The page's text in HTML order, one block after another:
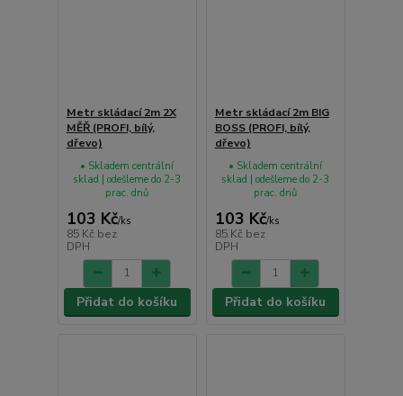
Metr skládací 2m 2X
MĚŘ (PROFI, bílý,
dřevo)
103 Kč/ks
85 Kč bez
DPH
• Skladem centrální
sklad | odešleme do 2-3
prac. dnů
Přidat do košíku
Metr skládací 2m BIG
BOSS (PROFI, bílý,
dřevo)
103 Kč/ks
85 Kč bez
DPH
• Skladem centrální
sklad | odešleme do 2-3
prac. dnů
Přidat do košíku